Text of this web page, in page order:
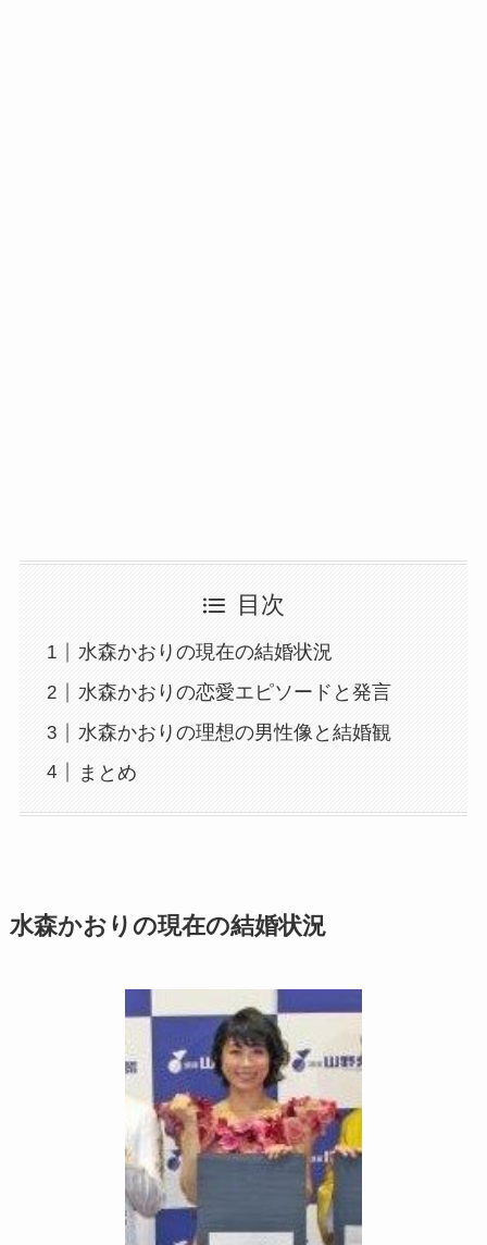
目次
水森かおりの現在の結婚状況
水森かおりの恋愛エピソードと発言
水森かおりの理想の男性像と結婚観
まとめ
水森かおりの現在の結婚状況